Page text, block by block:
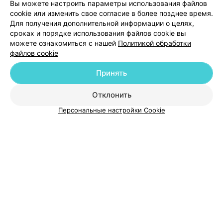
Отзывы
Добавить компанию
Добавить специалиста
Вы можете настроить параметры использования файлов
cookie или изменить свое согласие в более позднее время.
Для получения дополнительной информации о целях,
сроках и порядке использования файлов cookie вы
можете ознакомиться с нашей Политикой обработки
файлов cookie
Отклонить
Принять
Персональные настройки Cookie